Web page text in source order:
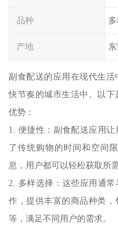
品种
产地
副食配送的应用在现代生
快节奏的城市生活中。以
优势：
1. 便捷性：副食配送应用
了传统购物的时间和空间
息，用户都可以轻松获取所
2. 多样选择：这些应用通
作，提供丰富的商品种类
等，满足不同用户的需求。